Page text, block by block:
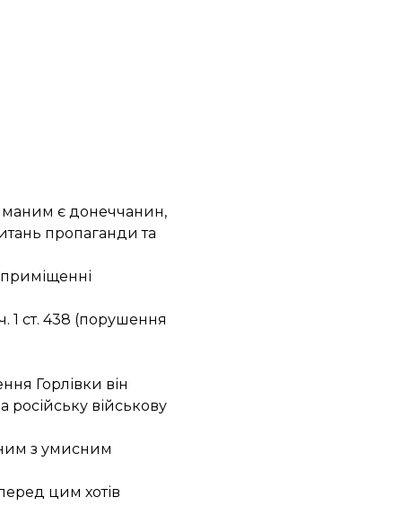
є донеччанин,
пропаганди та
1 ст. 438 (порушення
Горлівки він
російську військову
з умисним
цим хотів